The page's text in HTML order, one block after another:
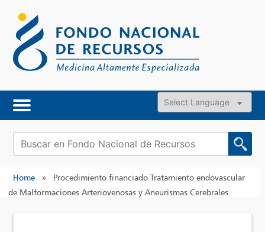
content
Powered by
Buscar:
Home »
Procedimiento financiado Tratamiento endovascular
de Malformaciones Arteriovenosas y Aneurismas Cerebrales